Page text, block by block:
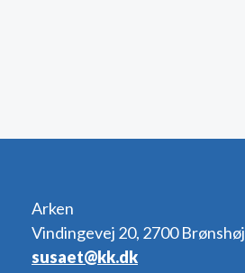
Arken
Vindingevej 20, 2700 Brønshøj
susaet@kk.dk